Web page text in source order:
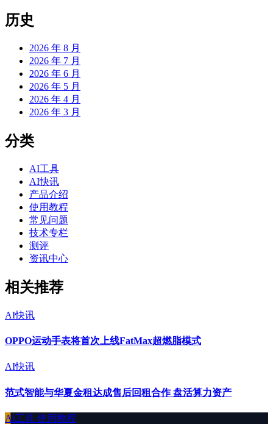
历史
2026 年 8 月
2026 年 7 月
2026 年 6 月
2026 年 5 月
2026 年 4 月
2026 年 3 月
分类
AI工具
AI快讯
产品介绍
使用教程
常见问题
技术专栏
测评
资讯中心
相关推荐
AI快讯
OPPO运动手表将首次上线FatMax超燃脂模式
AI快讯
范式智能与华夏金租达成售后回租合作 盘活算力资产
AI工具 使用教程